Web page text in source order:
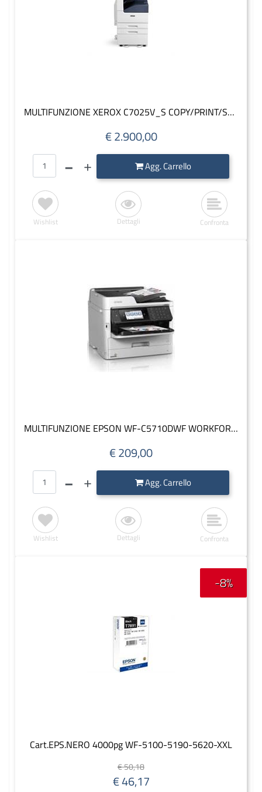
MULTIFUNZIONE XEROX C7025V_S COPY/PRINT/SCAN A3 COLORI VERSALINK
€ 2.900,00
QuantitàAgg. Carrello
Wishlist Dettagli Confronta
MULTIFUNZIONE EPSON WF-C5710DWF WORKFORCE PRO 34PPM
€ 209,00
QuantitàAgg. Carrello
Wishlist Dettagli Confronta
-8%
Cart.EPS.NERO 4000pg WF-5100-5190-5620-XXL
€ 50,18
€ 46,17